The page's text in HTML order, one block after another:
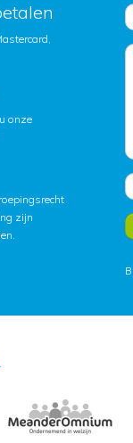
onze
zijn
.